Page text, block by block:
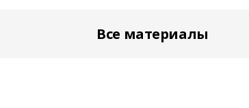
Все материалы